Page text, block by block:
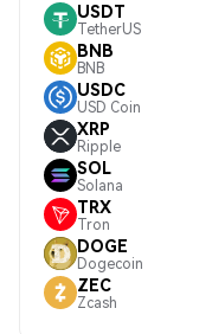
USDT
TetherUS
BNB
BNB
USDC
USD Coin
XRP
Ripple
SOL
Solana
TRX
Tron
DOGE
Dogecoin
ZEC
Zcash